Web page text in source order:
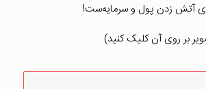
برای آتش زدن پول و سرمایه‌ست!
بر روی آن کلیک کنید)